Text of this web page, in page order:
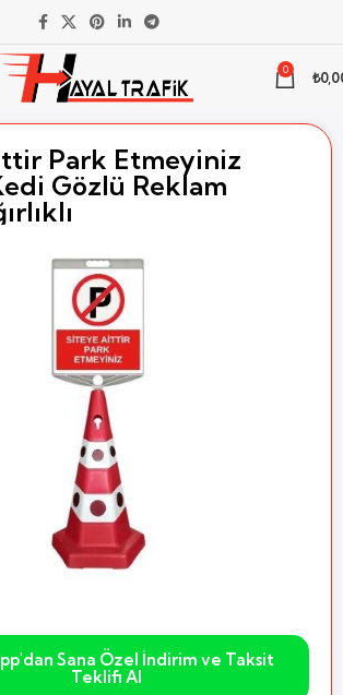
0 ₺
Levhalı Setler Levhalı Koni Setleri
Park Etmeyiniz
Gözlü Reklam
Sana Özel İndirim ve Taksit
Teklifi Al